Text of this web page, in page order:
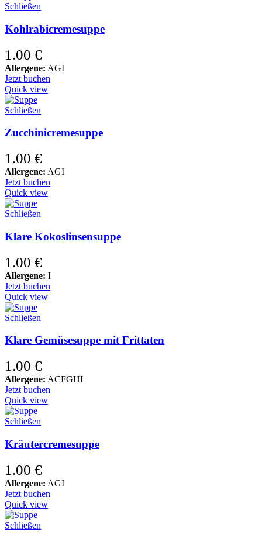
Schließen
Kohlrabicremesuppe
1.00 €
Allergene: AGI
Jetzt buchen
Quick view
Schließen
Zucchinicremesuppe
1.00 €
Allergene: AGI
Jetzt buchen
Quick view
Schließen
Klare Kokoslinsensuppe
1.00 €
Allergene: I
Jetzt buchen
Quick view
Schließen
Klare Gemüsesuppe mit Frittaten
1.00 €
Allergene: ACFGHI
Jetzt buchen
Quick view
Schließen
Kräutercremesuppe
1.00 €
Allergene: AGI
Jetzt buchen
Quick view
Schließen